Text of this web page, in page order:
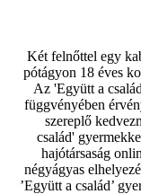
Két felnőttel egy
pótágyon 18 éves
Az 'Együtt a
függvényében
szereplő
család'
hajótársaság
négyágyas
’Együtt a család’